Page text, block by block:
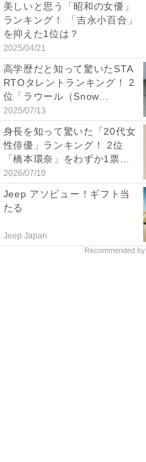
美しいと思う「昭和の女優」
ランキング！ 「吉永小百合」
を抑えた1位は？
2025/04/21
高学歴だと知って驚いたSTA
RTOタレントランキング！ 2
位「ラウール（Snow...
2025/07/13
身長を知って驚いた「20代女
性俳優」ランキング！ 2位
「橋本環奈」をわずか1票
差...
2026/07/10
Jeep アソビュー！ギフト当
たる
Jeep Japan
Recommended by